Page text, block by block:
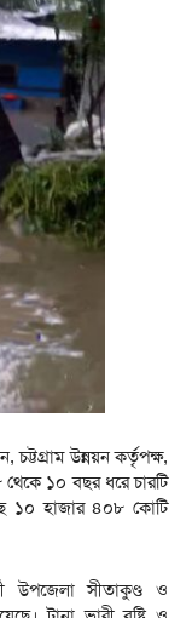
চট্টগ্রাম উন্নয়ন কর্তৃপক্ষ,
থেকে ১০ বছর ধরে চারটি
১০ হাজার ৪০৮ কোটি
উপজেলা সীতাকুণ্ড ও